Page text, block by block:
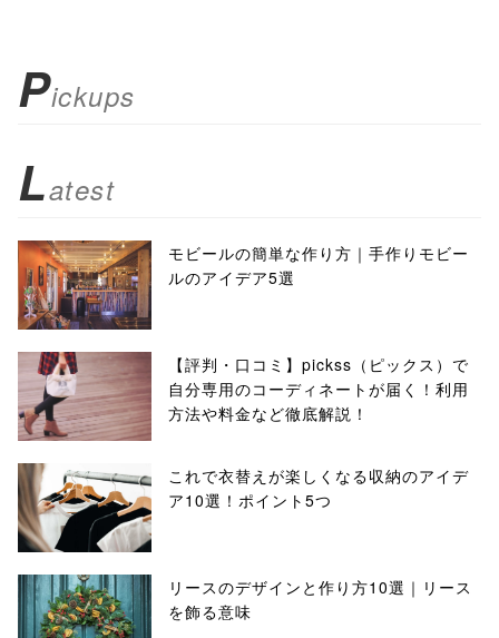
Pickups
Latest
モビールの簡単な作り方｜手作りモビー
ルのアイデア5選
【評判・口コミ】pickss（ピックス）で
自分専用のコーディネートが届く！利用
方法や料金など徹底解説！
これで衣替えが楽しくなる収納のアイデ
ア10選！ポイント5つ
リースのデザインと作り方10選｜リース
を飾る意味